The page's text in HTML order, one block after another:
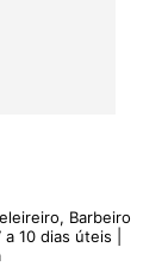
Barbeiro
10 dias úteis |